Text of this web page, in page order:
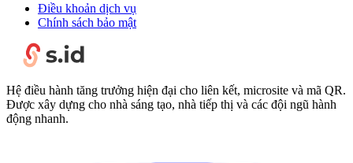
Điều khoản dịch vụ
Chính sách bảo mật
Hệ điều hành tăng trưởng hiện đại cho liên kết, microsite và mã QR.
Được xây dựng cho nhà sáng tạo, nhà tiếp thị và các đội ngũ hành
động nhanh.